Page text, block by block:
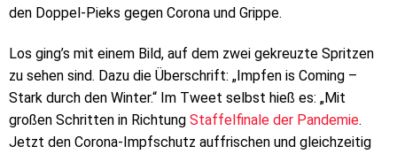
den Doppel-Pieks gegen Corona und Grippe.
Los ging’s mit einem Bild, auf dem zwei gekreuzte Spritzen
zu sehen sind. Dazu die Überschrift: „Impfen is Coming –
Stark durch den Winter.“ Im Tweet selbst hieß es: „Mit
großen Schritten in Richtung Staffelfinale der Pandemie.
Jetzt den Corona-Impfschutz auffrischen und gleichzeitig